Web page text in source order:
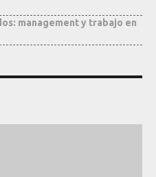
management y trabajo en